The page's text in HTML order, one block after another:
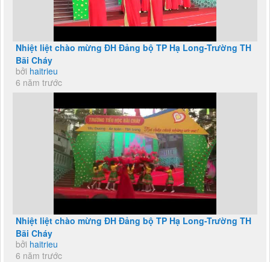
Nhiệt liệt chào mừng ĐH Đảng bộ TP Hạ Long-Trường TH
Bãi Cháy
bởi haitrieu
6 năm trước
Nhiệt liệt chào mừng ĐH Đảng bộ TP Hạ Long-Trường TH
Bãi Cháy
bởi haitrieu
6 năm trước